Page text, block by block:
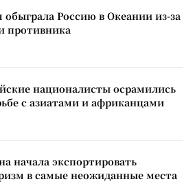
обыграла Россию в Океании из-за
противника
националисты осрамились
с азиатами и африканцами
начала экспортировать
в самые неожиданные места